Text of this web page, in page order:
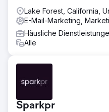
Lake Forest, California,
E-Mail-Marketing,
Häusliche
Alle
Sparkpr